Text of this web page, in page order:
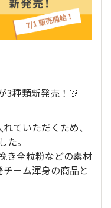
3種類新発売！🎊
ていただくため、
。
き全粒粉などの素材
ーム渾身の商品と